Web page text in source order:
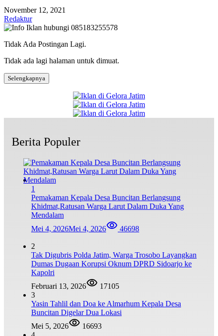
November 12, 2021
Redaktur
Tidak Ada Postingan Lagi.
Tidak ada lagi halaman untuk dimuat.
Selengkapnya
Berita Populer
1
Pemakaman Kepala Desa Buncitan Berlangsung
Khidmat,Ratusan Warga Larut Dalam Duka Yang
Mendalam
Mei 4, 2026Mei 4, 2026 46698
2
Tak Digubris Polda Jatim, Warga Trosobo Layangkan
Dumas Dugaan Korupsi Oknum DPRD Sidoarjo ke
Kapolri
Februari 13, 2026
17105
3
Yasin Tahlil dan Doa ke Almarhum Kepala Desa
Buncitan Digelar Dua Lokasi
Mei 5, 2026
16693